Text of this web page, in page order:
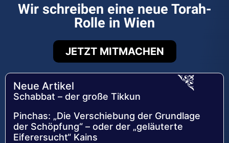
Wir schreiben eine neue Torah-
Rolle in Wien
JETZT MITMACHEN
Neue Artikel
Schabbat – der große Tikkun
Pinchas: „Die Verschiebung der Grundlage
der Schöpfung“ – oder der „geläuterte
Eiferersucht“ Kains